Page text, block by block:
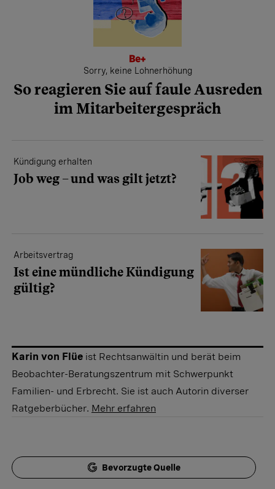
Sorry, keine Lohnerhöhung
So reagieren Sie auf faule Ausreden
im Mitarbeitergespräch
Kündigung erhalten
Job weg – und was gilt jetzt?
Arbeitsvertrag
Ist eine mündliche Kündigung
gültig?
Karin von Flüe ist Rechtsanwältin und berät beim
Beobachter-Beratungszentrum mit Schwerpunkt
Familien- und Erbrecht. Sie ist auch Autorin diverser
Ratgeberbücher. Mehr erfahren
Bevorzugte Quelle